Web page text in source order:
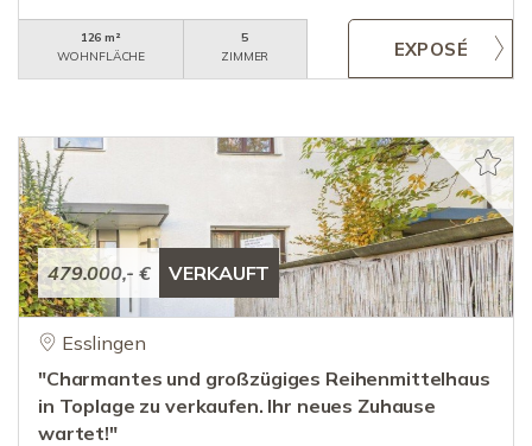
126 m²
WOHNFLÄCHE
5
ZIMMER
479.000,- € VERKAUFT
Esslingen
"Charmantes und großzügiges Reihenmittelhaus
in Toplage zu verkaufen. Ihr neues Zuhause
wartet!"